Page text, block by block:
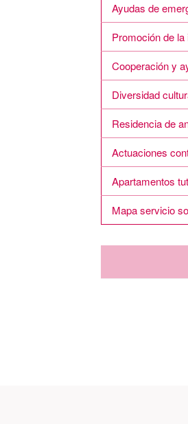
Ayudas de
Promoción de
Cooperación y
Diversidad
Residencia de
Actuaciones
Apartamentos
Mapa servicio